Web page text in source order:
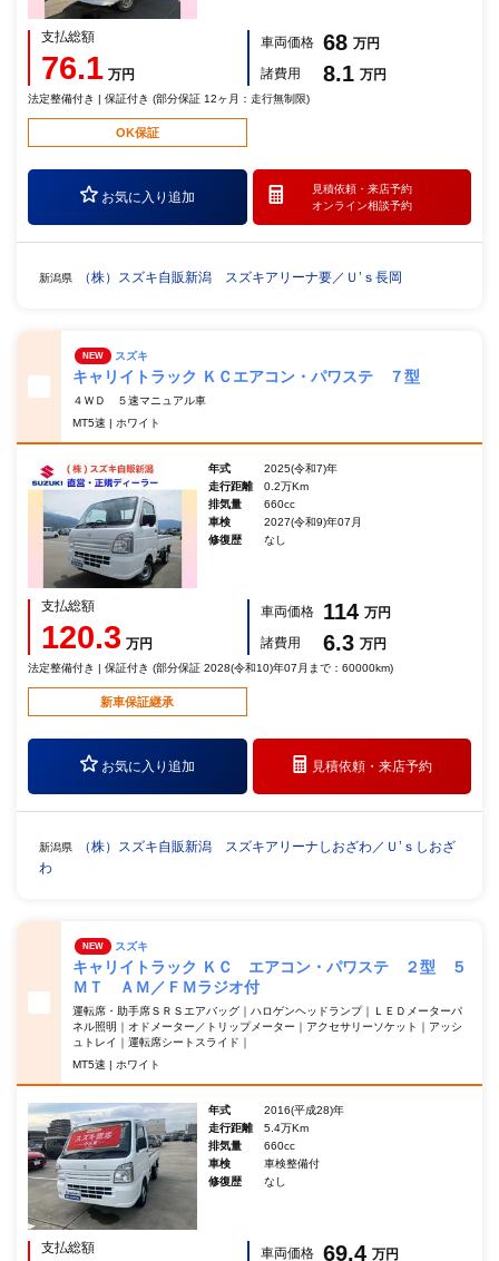
支払総額
76.1 万円
車両価格 68 万円
諸費用
8.1 万円
法定整備付き | 保証付き (部分保証 12ヶ月：走行無制限)
OK保証
お気に入り追加
見積依頼・ 来店予約
オンライン相談予約
新潟県 （株）スズキ自販新潟 スズキアリーナ要／Ｕ’ｓ長岡
NEW スズキ
キャリイトラック ＫＣエアコン・パワステ ７型
４ＷＤ ５速マニュアル車
MT5速 | ホワイト
年式
2025(令和7)年
走行距離
0.2万Km
排気量
660cc
車検
2027(令和9)年07月
修復歴
なし
支払総額
120.3 万円
車両価格 114 万円
諸費用
6.3 万円
法定整備付き | 保証付き (部分保証 2028(令和10)年07月まで：60000km)
新車保証継承
お気に入り追加 見積依頼・来店予約
新潟県
（株）スズキ自販新潟 スズキアリーナしおざわ／Ｕ’ｓしおざ
わ
NEW スズキ
キャリイトラック ＫＣ エアコン・パワステ ２型 ５
ＭＴ ＡＭ／ＦＭラジオ付
運転席・助手席ＳＲＳエアバッグ｜ハロゲンヘッドランプ｜ＬＥＤメーターパ
ネル照明｜オドメーター／トリップメーター｜アクセサリーソケット｜アッシ
ュトレイ｜運転席シートスライド｜
MT5速 | ホワイト
年式
2016(平成28)年
走行距離
5.4万Km
排気量
660cc
車検
車検整備付
修復歴
なし
支払総額 車両価格 69.4 万円